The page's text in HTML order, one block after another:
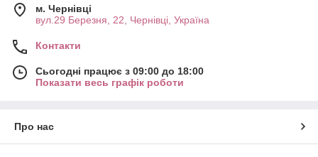
м. Чернівці
вул.29 Березня, 22, Чернівці, Україна
Контакти
Сьогодні працює з 09:00 до 18:00
Показати весь графік роботи
Про нас